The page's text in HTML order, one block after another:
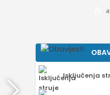
Isključenja